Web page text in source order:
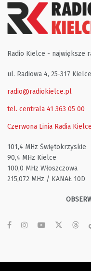
Radio Kielce - największe
ul. Radiowa 4, 25-317 Kielce
radio@radiokielce.pl
tel. centrala 41 363 05 00
Czerwona Linia Radia Kielce
101,4 MHz Świętokrzyskie
90,4 MHz Kielce
100,0 MHz Włoszczowa
215,072 MHz / KANAŁ 10D